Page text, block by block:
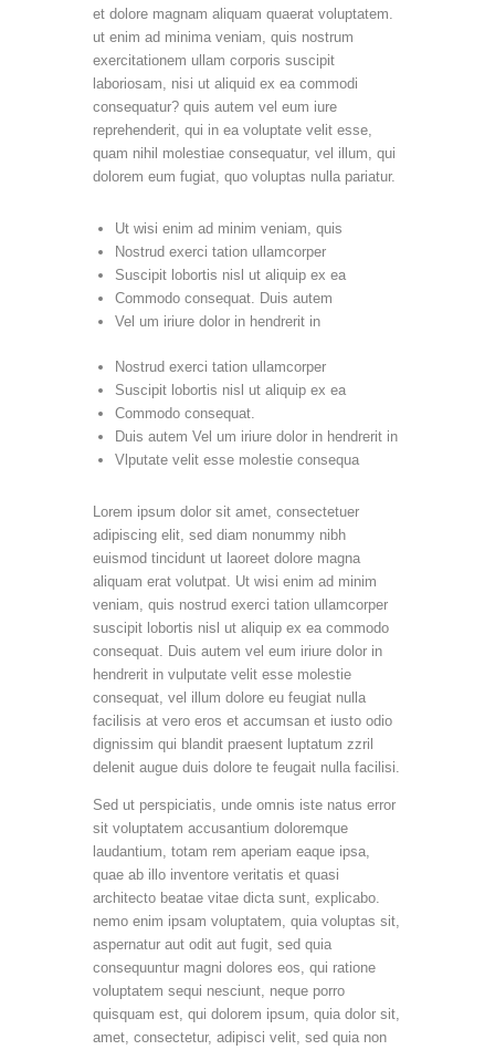
et dolore magnam aliquam quaerat voluptatem.
ut enim ad minima veniam, quis nostrum
exercitationem ullam corporis suscipit
laboriosam, nisi ut aliquid ex ea commodi
consequatur? quis autem vel eum iure
reprehenderit, qui in ea voluptate velit esse,
quam nihil molestiae consequatur, vel illum, qui
dolorem eum fugiat, quo voluptas nulla pariatur.
Ut wisi enim ad minim veniam, quis
Nostrud exerci tation ullamcorper
Suscipit lobortis nisl ut aliquip ex ea
Commodo consequat. Duis autem
Vel um iriure dolor in hendrerit in
Nostrud exerci tation ullamcorper
Suscipit lobortis nisl ut aliquip ex ea
Commodo consequat.
Duis autem Vel um iriure dolor in hendrerit in
Vlputate velit esse molestie consequa
Lorem ipsum dolor sit amet, consectetuer
adipiscing elit, sed diam nonummy nibh
euismod tincidunt ut laoreet dolore magna
aliquam erat volutpat. Ut wisi enim ad minim
veniam, quis nostrud exerci tation ullamcorper
suscipit lobortis nisl ut aliquip ex ea commodo
consequat. Duis autem vel eum iriure dolor in
hendrerit in vulputate velit esse molestie
consequat, vel illum dolore eu feugiat nulla
facilisis at vero eros et accumsan et iusto odio
dignissim qui blandit praesent luptatum zzril
delenit augue duis dolore te feugait nulla facilisi.
Sed ut perspiciatis, unde omnis iste natus error
sit voluptatem accusantium doloremque
laudantium, totam rem aperiam eaque ipsa,
quae ab illo inventore veritatis et quasi
architecto beatae vitae dicta sunt, explicabo.
nemo enim ipsam voluptatem, quia voluptas sit,
aspernatur aut odit aut fugit, sed quia
consequuntur magni dolores eos, qui ratione
voluptatem sequi nesciunt, neque porro
quisquam est, qui dolorem ipsum, quia dolor sit,
amet, consectetur, adipisci velit, sed quia non